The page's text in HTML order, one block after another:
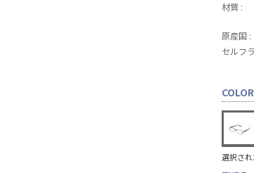
材質 :
原産国 :
セルフ
COLOR
選択され